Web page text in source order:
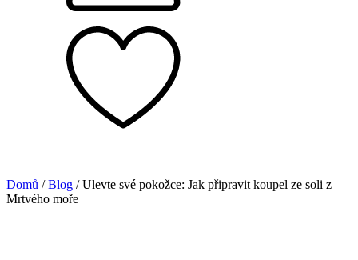
Domů /Blog / Ulevte své pokožce: Jak připravit koupel ze soli z
Mrtvého moře